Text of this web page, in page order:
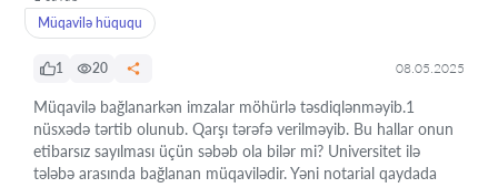
Müqavilə hüququ
1 20 08.05.2025
Müqavilə bağlanarkən imzalar möhürlə təsdiqlənməyib.1
nüsxədə tərtib olunub. Qarşı tərəfə verilməyib. Bu hallar onun
etibarsız sayılması üçün səbəb ola bilər mi? Universitet ilə
tələbə arasında bağlanan müqavilədir. Yəni notarial qaydada